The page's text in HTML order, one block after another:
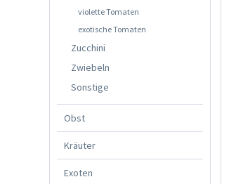
violette Tomaten
exotische Tomaten
Zucchini
Zwiebeln
Sonstige
Obst
Kräuter
Exoten